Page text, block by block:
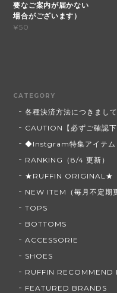
要なご案内が届かない
場合がございます）
¥50
CATEGORY
各種決済方法につきまして
CAUTION【必ずご確認下
◆Instgram特集アイテム
RANKING（8/4 更新）
★RUFFIN ORIGINAL★
NEW ITEM（毎月不定期
TOPS
BOTTOMS
ACCESSORIE
SHOES
RUFFIN RECOMMEND
FEATURED BRANDS